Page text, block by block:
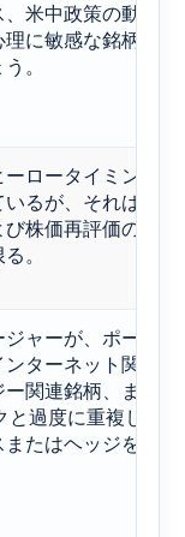
米中政策の動向
に敏感な銘柄と
。
ロータイミング
るが、それは規
株価再評価の変
。
ャーが、ポート
ターネット関連
関連銘柄、また
過度に重複して
たはヘッジを行